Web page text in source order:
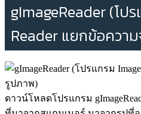
gImageReader (โป
Reader แยกข้อควา
ดาวน์โหลดโปรแกรม